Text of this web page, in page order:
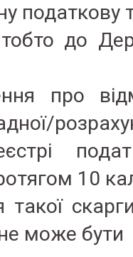
податкову
до
про
10
може бути